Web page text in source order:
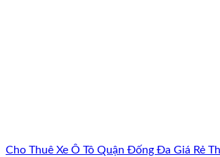
Cho Thuê Xe Ô Tô Quận Đống Đa Giá Rẻ